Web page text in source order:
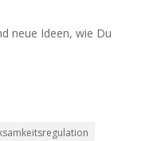
neue Ideen, wie Du